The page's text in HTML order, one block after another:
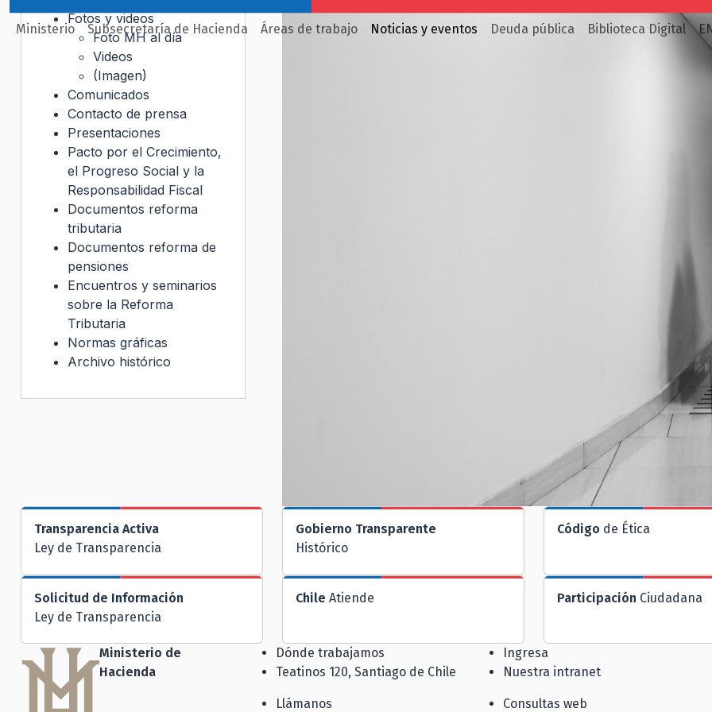
Ministerio Subsecretaría de Hacienda Áreas de trabajo Noticias y eventos Deuda pública Biblioteca Digital
Fotos y videos
Foto MH al día
Videos
(Imagen)
Comunicados
Contacto de prensa
Presentaciones
Pacto por el Crecimiento,
el Progreso Social y la
Responsabilidad Fiscal
Documentos reforma
tributaria
Documentos reforma de
pensiones
Encuentros y seminarios
sobre la Reforma
Tributaria
Normas gráficas
Archivo histórico
Transparencia Activa
Ley de Transparencia
Gobierno Transparente
Histórico
Código de Ética
Solicitud de Información
Ley de Transparencia
Chile Atiende Participación Ciudadana
Ministerio de
Hacienda
Dónde trabajamos
Teatinos 120, Santiago de Chile
Llámanos
Ingresa
Nuestra intranet
Consultas web